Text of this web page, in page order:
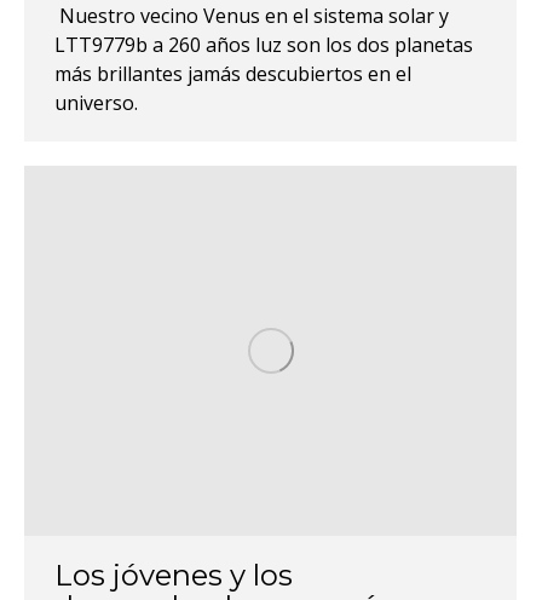
Nuestro vecino Venus en el sistema solar y
LTT9779b a 260 años luz son los dos planetas
más brillantes jamás descubiertos en el
universo.
Los jóvenes y los